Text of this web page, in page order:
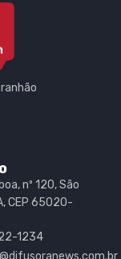
nº 120, São
CEP 65020-
1234